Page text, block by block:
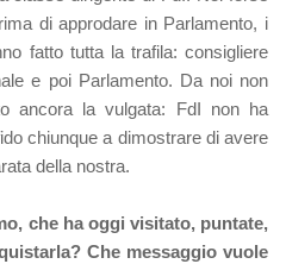
di approdare in Parlamento, i
fatto tutta la trafila: consigliere
e poi Parlamento. Da noi non
ancora la vulgata: FdI non ha
chiunque a dimostrare di avere
della nostra.
che ha oggi visitato, puntate,
Che messaggio vuole